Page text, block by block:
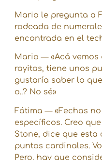
Mario le pregunta a
rodeada de
encontrada en el
Mario — «Acá vemos
rayitas, tiene unos
gustaría saber lo
o..? No sé»
Fátima — «Fechas
específicos. Creo
Stone, dice que
puntos cardinales.
Pero, hay que